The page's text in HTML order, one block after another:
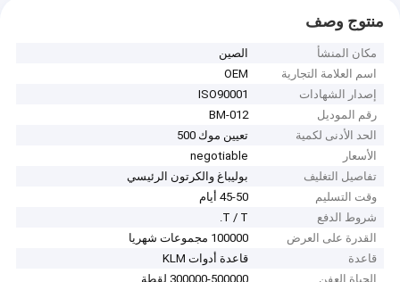
منتوج وصف
مكان المنشأ
الصين
اسم العلامة التجارية
OEM
إصدار الشهادات
ISO90001
رقم الموديل
BM-012
الحد الأدنى لكمية
تعيين موك 500
الأسعار
negotiable
تفاصيل التغليف
بوليباغ والكرتون الرئيسي
وقت التسليم
45-50 أيام
شروط الدفع
T / T.
القدرة على العرض
100000 مجموعات شهريا
قاعدة
قاعدة أدوات KLM
الحياة العفن
300000-500000 لقطة